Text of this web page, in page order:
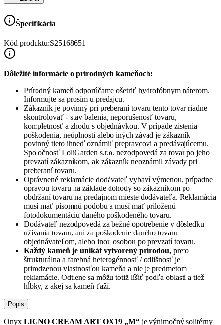
Špecifikácia
Kód produktu:S25168651
Dôležité informácie o prírodných kameňoch:
Prírodný kameň odporúčame ošetriť hydrofóbnym náterom.
Informujte sa prosím u predajcu.
Zákazník je povinný pri preberaní tovaru tento tovar riadne
skontrolovať - stav balenia, neporušenosť tovaru,
kompletnosť a zhodu s objednávkou. V prípade zistenia
poškodenia, neúplnosti alebo iných závad je zákazník
povinný tieto ihneď oznámiť prepravcovi a predávajúcemu.
Spoločnosť LoliGarden s.r.o. nezodpovedá za tovar po jeho
prevzatí zákazníkom, ak zákazník neoznámil závady pri
preberaní tovaru.
Oprávnené reklamácie dodávateľ vybaví výmenou, prípadne
opravou tovaru na základe dohody so zákazníkom po
obdržaní tovaru na predajnom mieste dodávateľa. Reklamácia
musí mať písomnú podobu a musí mať priloženú
fotodokumentáciu daného poškodeného tovaru.
Dodávateľ nezodpovedá za bežné opotrebenie v dôsledku
užívania tovaru, ani za poškodenie daného tovaru
objednávateľom, alebo inou osobou po prevzatí tovaru.
Každý kameň je unikát vytvorený prírodou, preto
štrukturálna a farebná heterogénnosť / odlišnosť je
prirodzenou vlastnosťou kameňa a nie je predmetom
reklamácie. Odtiene sa môžu totiž líšiť podľa oblasti a tiež
hĺbky, z akej sa kameň ťaží.
Popis
Onyx LIGNO CREAM ART OX19 „M“ je výnimočný solitérny